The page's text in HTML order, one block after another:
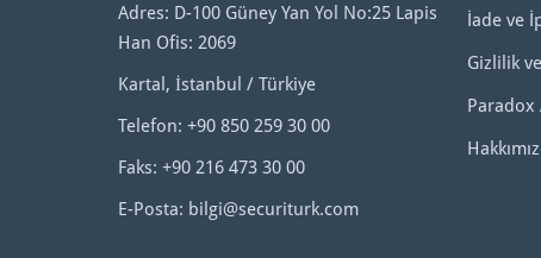
Adres: D-100 Güney Yan Yol No:25 Lapis
Han Ofis: 2069
Kartal, İstanbul / Türkiye
Telefon: +90 850 259 30 00
Faks: +90 216 473 30 00
E-Posta: bilgi@securiturk.com
İade ve
Gizlilik
Paradox